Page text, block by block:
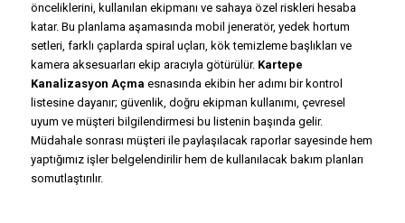
önceliklerini, kullanılan ekipmanı ve sahaya özel riskleri hesaba
katar. Bu planlama aşamasında mobil jeneratör, yedek hortum
setleri, farklı çaplarda spiral uçları, kök temizleme başlıkları ve
kamera aksesuarları ekip aracıyla götürülür. Kartepe
Kanalizasyon Açma esnasında ekibin her adımı bir kontrol
listesine dayanır; güvenlik, doğru ekipman kullanımı, çevresel
uyum ve müşteri bilgilendirmesi bu listenin başında gelir.
Müdahale sonrası müşteri ile paylaşılacak raporlar sayesinde hem
yaptığımız işler belgelendirilir hem de kullanılacak bakım planları
somutlaştırılır.